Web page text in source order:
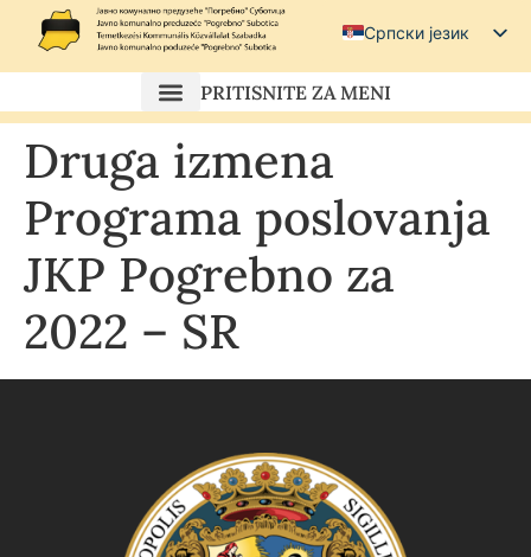
Српски језик
Српски (ћирилица)
Magyar
PRITISNITE ZA MENI
Druga izmena
Programa poslovanja
JKP Pogrebno za
2022 – SR